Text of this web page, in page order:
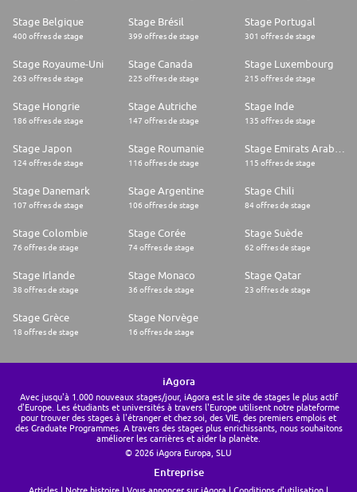
Stage Belgique
400 offres de stage
Stage Brésil
399 offres de stage
Stage Portugal
301 offres de stage
Stage Royaume-Uni
263 offres de stage
Stage Canada
225 offres de stage
Stage Luxembourg
215 offres de stage
Stage Hongrie
186 offres de stage
Stage Autriche
147 offres de stage
Stage Inde
135 offres de stage
Stage Japon
124 offres de stage
Stage Roumanie
116 offres de stage 115 offres de stage
Stage Danemark
107 offres de stage
Stage Argentine
106 offres de stage
Stage Chili
84 offres de stage
Stage Colombie
76 offres de stage
Stage Corée
74 offres de stage
Stage Suède
62 offres de stage
Stage Irlande
38 offres de stage
Stage Monaco
36 offres de stage
Stage Qatar
23 offres de stage
Stage Grèce
18 offres de stage
Stage Norvège
16 offres de stage
iAgora
Avec jusqu'à 1.000 nouveaux stages/jour, iAgora est le site de stages le plus actif
d'Europe. Les étudiants et universités à travers l'Europe utilisent notre plateforme
pour trouver des stages à l'étranger et chez soi, des VIE, des premiers emplois et
des Graduate Programmes. A travers des stages plus enrichissants, nous souhaitons
améliorer les carrières et aider la planète.
© 2026 iAgora Europa, SLU
Entreprise